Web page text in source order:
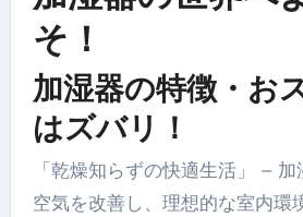
そ！
加湿器の特徴・お
はズバリ！
「乾燥知らずの快適生活」 –
空気を改善し、理想的な室内環